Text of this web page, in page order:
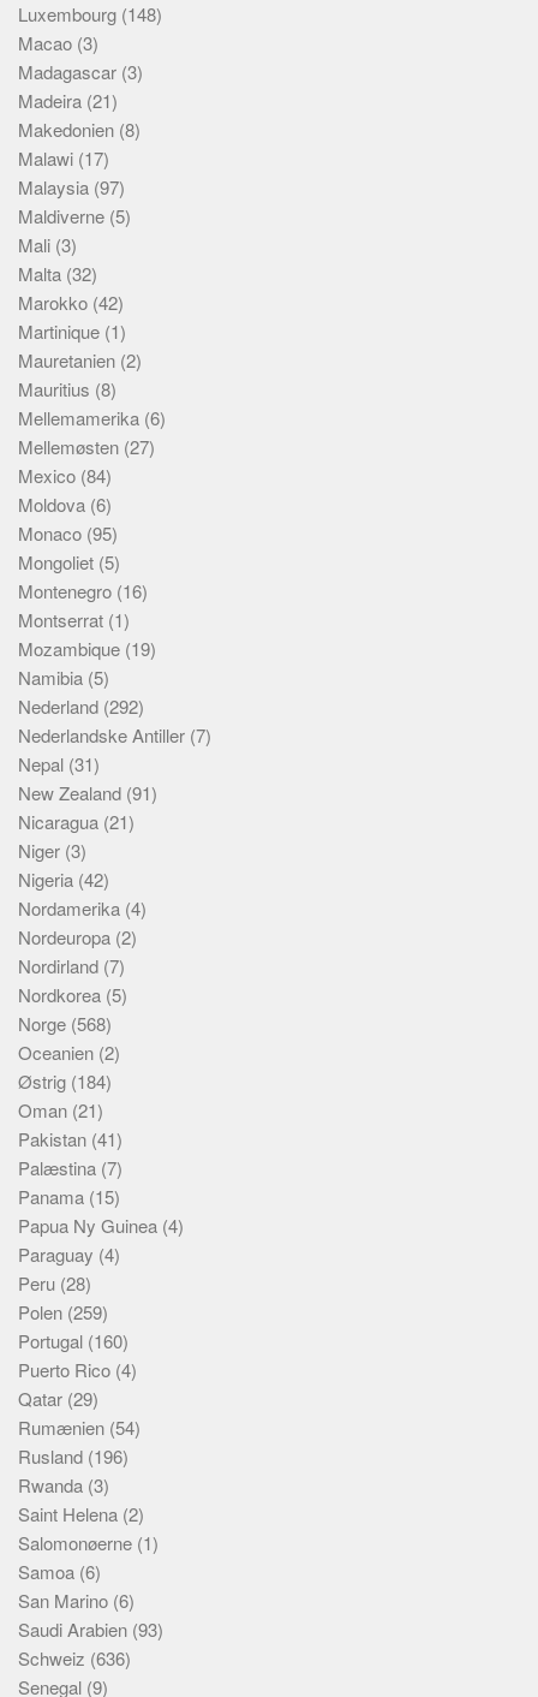
Luxembourg (148)
Macao (3)
Madagascar (3)
Madeira (21)
Makedonien (8)
Malawi (17)
Malaysia (97)
Maldiverne (5)
Mali (3)
Malta (32)
Marokko (42)
Martinique (1)
Mauretanien (2)
Mauritius (8)
Mellemamerika (6)
Mellemøsten (27)
Mexico (84)
Moldova (6)
Monaco (95)
Mongoliet (5)
Montenegro (16)
Montserrat (1)
Mozambique (19)
Namibia (5)
Nederland (292)
Nederlandske Antiller (7)
Nepal (31)
New Zealand (91)
Nicaragua (21)
Niger (3)
Nigeria (42)
Nordamerika (4)
Nordeuropa (2)
Nordirland (7)
Nordkorea (5)
Norge (568)
Oceanien (2)
Østrig (184)
Oman (21)
Pakistan (41)
Palæstina (7)
Panama (15)
Papua Ny Guinea (4)
Paraguay (4)
Peru (28)
Polen (259)
Portugal (160)
Puerto Rico (4)
Qatar (29)
Rumænien (54)
Rusland (196)
Rwanda (3)
Saint Helena (2)
Salomonøerne (1)
Samoa (6)
San Marino (6)
Saudi Arabien (93)
Schweiz (636)
Senegal (9)